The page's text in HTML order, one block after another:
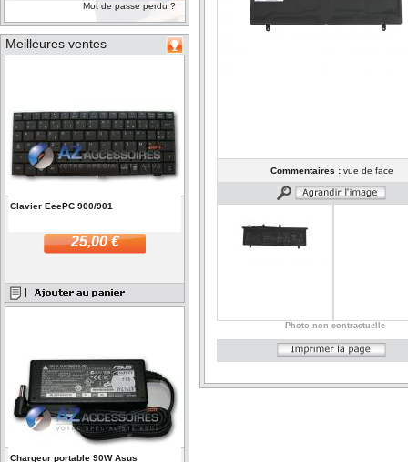
Mot de passe perdu ?
Meilleures ventes
Clavier EeePC 900/901
25,00 €
Chargeur portable 90W Asus
Commentaires :vue de face
Photo non contractuelle